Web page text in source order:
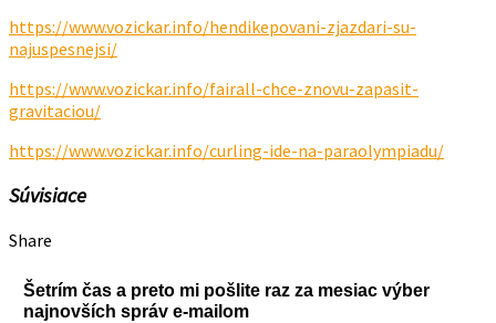
https://www.vozickar.info/hendikepovani-zjazdari-su-
najuspesnejsi/
https://www.vozickar.info/fairall-chce-znovu-zapasit-
gravitaciou/
https://www.vozickar.info/curling-ide-na-paraolympiadu/
Súvisiace
Share
Šetrím čas a preto mi pošlite raz za mesiac výber
najnovších správ e-mailom